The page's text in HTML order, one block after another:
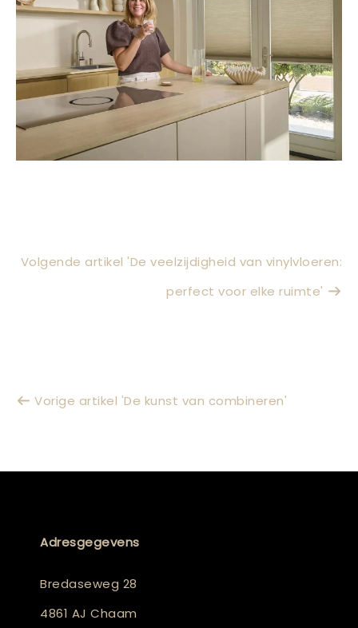
Volgende artikel 'De veelzijdigheid van vinylvloeren:
perfect voor elke ruimte'
Vorige artikel 'De kunst van combineren'
Adresgegevens
Bredaseweg 28
4861 AJ Chaam